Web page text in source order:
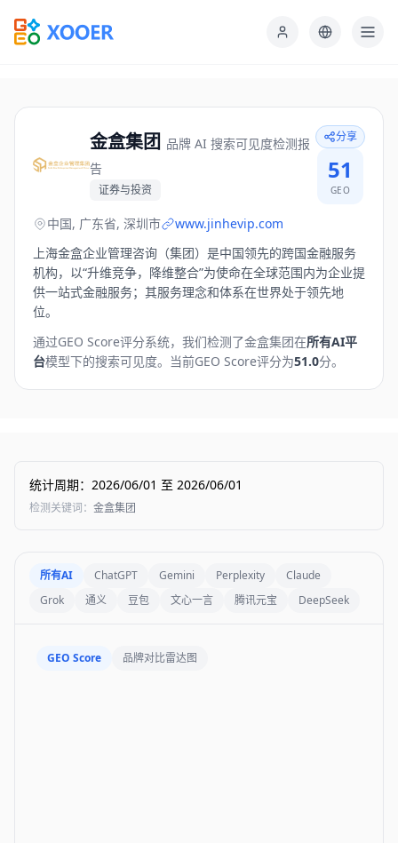
金盒集团 品牌 AI 搜索可见度检测报
告
证券与投资
分享
51
GEO
中国, 广东省, 深圳市
www.jinhevip.com
上海金盒企业管理咨询（集团）是中国领先的跨国金融服务
机构，以“升维竞争，降维整合”为使命在全球范围内为企业提
供一站式金融服务；其服务理念和体系在世界处于领先地
位。
通过GEO Score评分系统，我们检测了金盒集团在所有AI平
台模型下的搜索可见度。 当前GEO Score评分为51.0分。
统计周期： 2026/06/01 至 2026/06/01
检测关键词： 金盒集团
所有AI ChatGPT Gemini Perplexity
Claude
Grok
通义 豆包 文心一言 腾讯元宝 DeepSeek
GEO Score 品牌对比雷达图